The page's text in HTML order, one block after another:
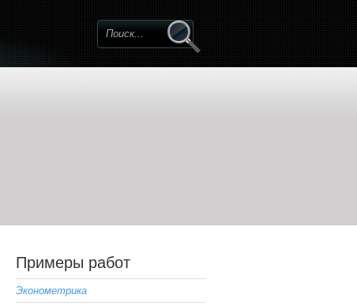
Примеры работ
Эконометрика